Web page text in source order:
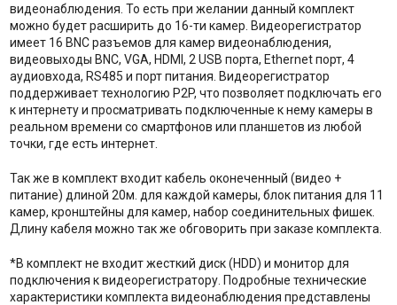
видеонаблюдения. То есть при желании данный комплект
можно будет расширить до 16-ти камер. Видеорегистратор
имеет 16 BNC разъемов для камер видеонаблюдения,
видеовыходы BNC, VGA, HDMI, 2 USB порта, Ethernet порт, 4
аудиовхода, RS485 и порт питания. Видеорегистратор
поддерживает технологию P2P, что позволяет подключать его
к интернету и просматривать подключенные к нему камеры в
реальном времени со смартфонов или планшетов из любой
точки, где есть интернет.
Так же в комплект входит кабель оконеченный (видео +
питание) длиной 20м. для каждой камеры, блок питания для 11
камер, кронштейны для камер, набор соединительных фишек.
Длину кабеля можно так же обговорить при заказе комплекта.
*В комплект не входит жесткий диск (HDD) и монитор для
подключения к видеорегистратору. Подробные технические
характеристики комплекта видеонаблюдения представлены